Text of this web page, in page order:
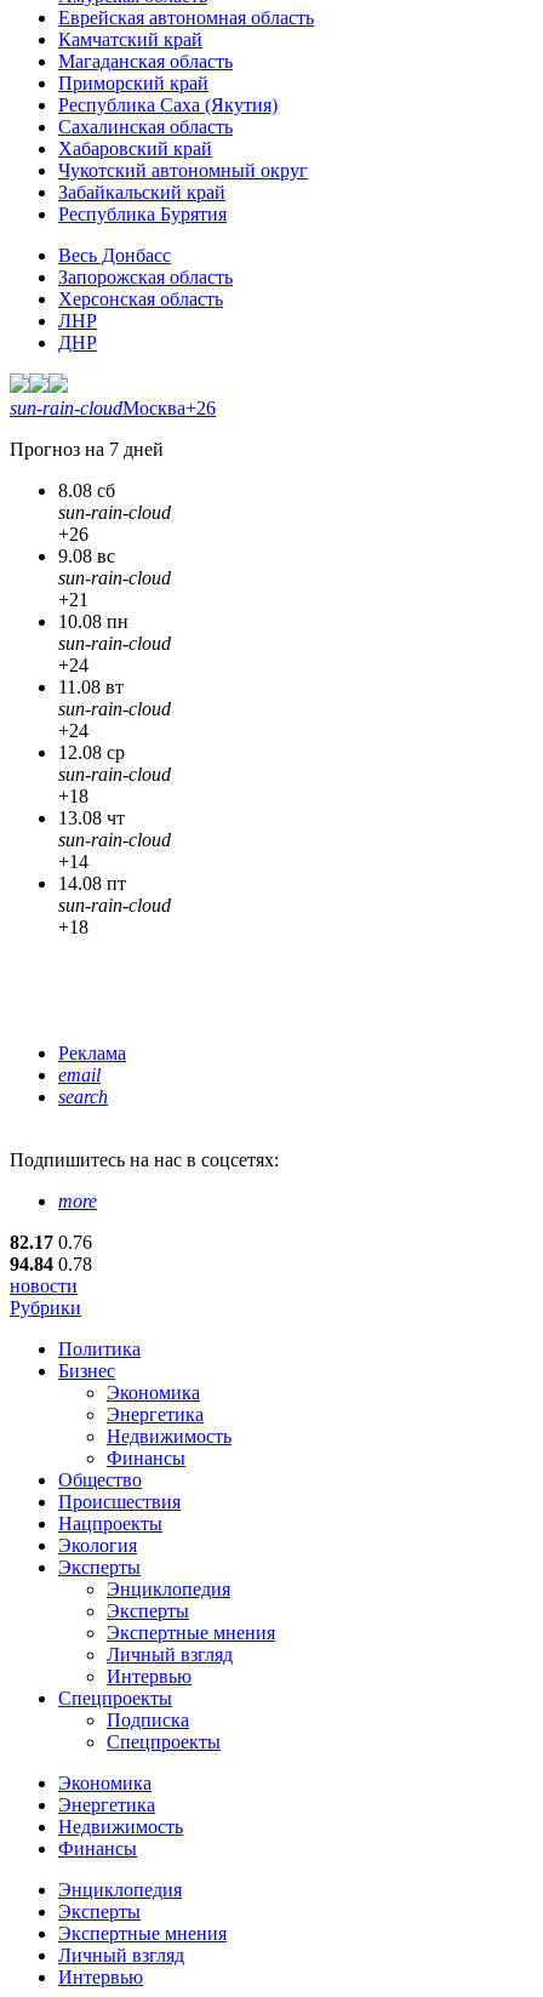
Еврейская автономная область
Камчатский край
Магаданская область
Приморский край
Республика Саха (Якутия)
Сахалинская область
Хабаровский край
Чукотский автономный округ
Забайкальский край
Республика Бурятия
Весь Донбасс
Запорожская область
Херсонская область
ЛНР
ДНР
sun-rain-cloudМосква+26
Прогноз на 7 дней
8.08 сб
sun-rain-cloud
+26
9.08 вс
sun-rain-cloud
+21
10.08 пн
sun-rain-cloud
+24
11.08 вт
sun-rain-cloud
+24
12.08 ср
sun-rain-cloud
+18
13.08 чт
sun-rain-cloud
+14
14.08 пт
sun-rain-cloud
+18
Реклама
email
search
Подпишитесь на нас в соцсетях:
more
82.17 0.76
94.84 0.78
новости
Рубрики
Политика
Бизнес
Экономика
Энергетика
Недвижимость
Финансы
Общество
Происшествия
Нацпроекты
Экология
Эксперты
Энциклопедия
Эксперты
Экспертные мнения
Личный взгляд
Интервью
Спецпроекты
Подписка
Спецпроекты
Экономика
Энергетика
Недвижимость
Финансы
Энциклопедия
Эксперты
Экспертные мнения
Личный взгляд
Интервью